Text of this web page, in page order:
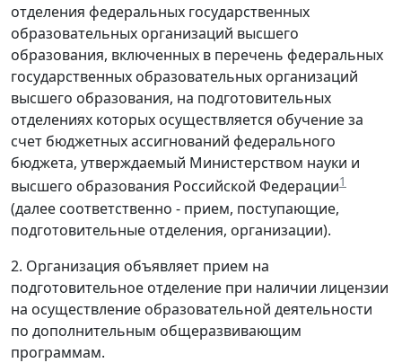
отделения федеральных государственных
образовательных организаций высшего
образования, включенных в перечень федеральных
государственных образовательных организаций
высшего образования, на подготовительных
отделениях которых осуществляется обучение за
счет бюджетных ассигнований федерального
бюджета, утверждаемый Министерством науки и
высшего образования Российской Федерации1
(далее соответственно - прием, поступающие,
подготовительные отделения, организации).
2. Организация объявляет прием на
подготовительное отделение при наличии лицензии
на осуществление образовательной деятельности
по дополнительным общеразвивающим
программам.